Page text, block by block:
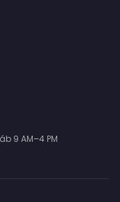
9 AM–4 PM